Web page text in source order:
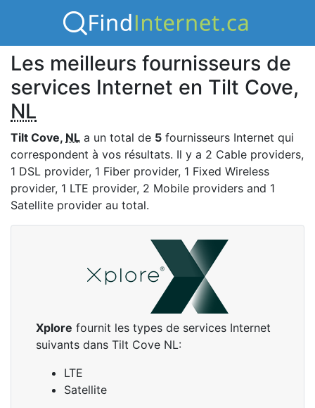
Les meilleurs fournisseurs de
services Internet en Tilt Cove,
NL
Tilt Cove, NL a un total de 5 fournisseurs Internet qui
correspondent à vos résultats. Il y a 2 Cable providers,
1 DSL provider, 1 Fiber provider, 1 Fixed Wireless
provider, 1 LTE provider, 2 Mobile providers and 1
Satellite provider au total.
Xplore fournit les types de services Internet
suivants dans Tilt Cove NL:
LTE
Satellite